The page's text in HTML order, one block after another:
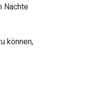
Nächte
können,